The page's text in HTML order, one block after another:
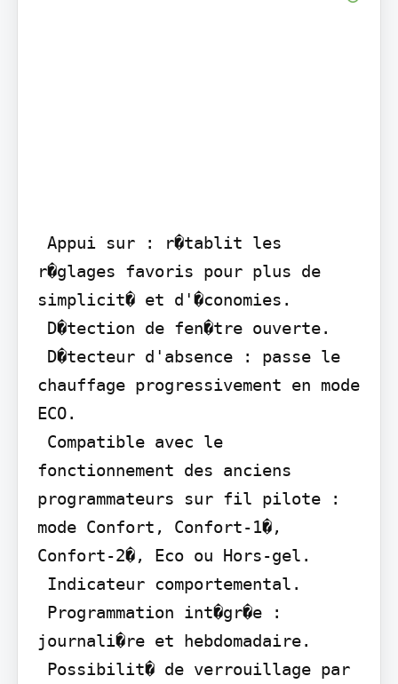
r�glages favoris pour plus de
simplicit� et d'�conomies.
chauffage progressivement en mode
ECO.
fonctionnement des anciens
programmateurs sur fil pilote :
mode Confort, Confort-1�,
Confort-2�, Eco ou Hors-gel.
journali�re et hebdomadaire.